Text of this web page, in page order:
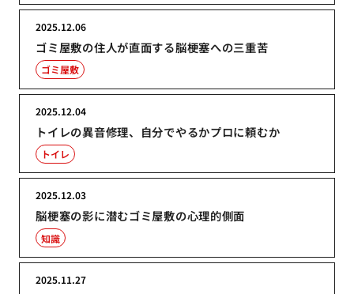
ゴミ屋敷の住人が直面する脳梗塞への三重苦
2025.12.06
ゴミ屋敷
トイレの異音修理、自分でやるかプロに頼むか
2025.12.04
トイレ
脳梗塞の影に潜むゴミ屋敷の心理的側面
2025.12.03
知識
2025.11.27